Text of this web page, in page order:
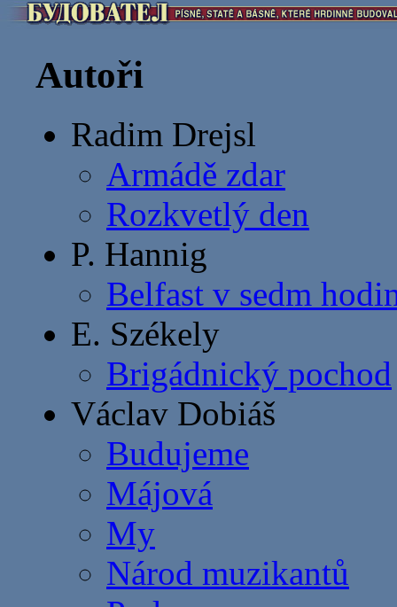
Autoři
Radim Drejsl
Armádě zdar
Rozkvetlý den
P. Hannig
Belfast v sedm
E. Székely
Brigádnický pochod
Václav Dobiáš
Budujeme
Májová
My
Národ muzikantů